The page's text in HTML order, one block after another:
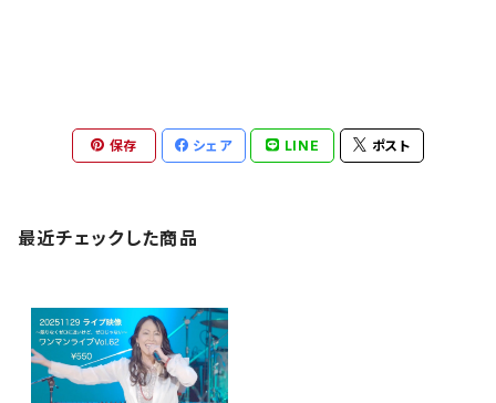
保存 シェア LINE ポスト
最近チェックした商品